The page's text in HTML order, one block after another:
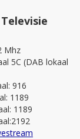
Mhz
5C (DAB lokaal
916
1189
1189